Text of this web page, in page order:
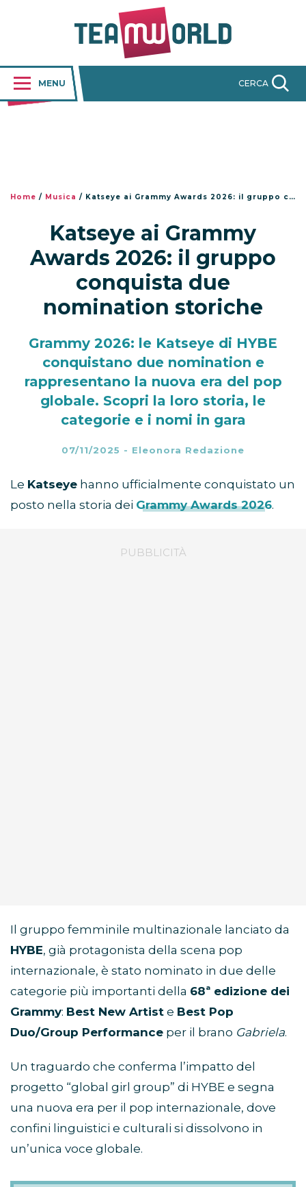
MENU CERCA
Home / Musica / Katseye ai Grammy Awards 2026: il gruppo conquista due nomination storiche
Katseye ai Grammy
Awards 2026: il gruppo
conquista due
nomination storiche
Grammy 2026: le Katseye di HYBE
conquistano due nomination e
rappresentano la nuova era del pop
globale. Scopri la loro storia, le
categorie e i nomi in gara
07/11/2025 - Eleonora Redazione
Le Katseye hanno ufficialmente conquistato un
posto nella storia dei Grammy Awards 2026.
Il gruppo femminile multinazionale lanciato da
HYBE, già protagonista della scena pop
internazionale, è stato nominato in due delle
categorie più importanti della 68ª edizione dei
Grammy: Best New Artist e Best Pop
Duo/Group Performance per il brano Gabriela.
Un traguardo che conferma l’impatto del
progetto “global girl group” di HYBE e segna
una nuova era per il pop internazionale, dove
confini linguistici e culturali si dissolvono in
un’unica voce globale.